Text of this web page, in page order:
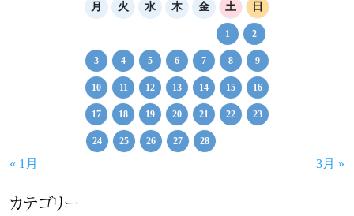
月 火 水 木 金 土 日
1 2
3 4 5 6 7 8 9
10 11 12 13 14 15 16
17 18 19 20 21 22 23
24 25 26 27 28
« 1月 3月 »
カテゴリー